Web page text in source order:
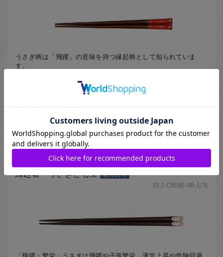
うさぎ柄は「飛躍」の意味を持つ縁起柄として知られていま
す。
の箸、18cmからの箸 ]
縁起箸 うさぎと七宝 名入れ可
012-OBHI-08-UN